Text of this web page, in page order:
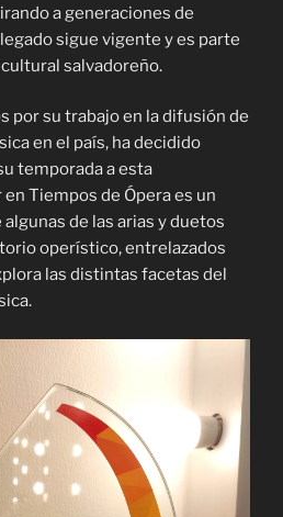
a generaciones de
sigue vigente y es parte
salvadoreño.
por su trabajo en la difusión de
en el país, ha decidido
temporada a esta
Tiempos de Ópera es un
de las arias y duetos
operístico, entrelazados
las distintas facetas del